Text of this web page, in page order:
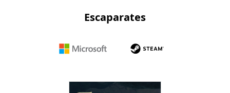
Escaparates